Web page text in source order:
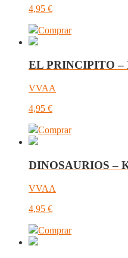
4,95 €
Comprar
EL PRINCIPITO –
VVAA
4,95 €
Comprar
DINOSAURIOS –
VVAA
4,95 €
Comprar